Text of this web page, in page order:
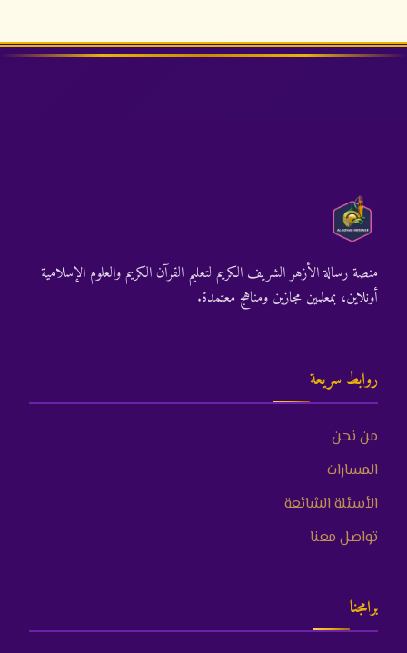
ا
ل
منصة رسالة الأزهر الشريف الكريم لتعليم القرآن الكريم والعلوم الإسلامية
أونلاين، بمعلمين مجازين ومناهج معتمدة.
روابط سريعة
من نحن
المسارات
الأسئلة الشائعة
تواصل معنا
برامجنا